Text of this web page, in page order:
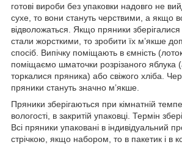
готові вироби без упаковки надовго не
сухе, то вони стануть черствими, а якщо
відволожаться. Якщо пряники зберігалися
стали жорсткими, то зробити їх м’якше
спосіб. Випічку поміщають в ємність
поміщаємо шматочки розрізаного яблука
торкалися пряника) або свіжого хліба.
пряники стануть значно м’якше.
Пряники зберігаються при кімнатній
вологості, в закритій упаковці. Термін
Всі пряники упаковані в індивідуальний
стрічкою, якщо набором, то в пакетик і в